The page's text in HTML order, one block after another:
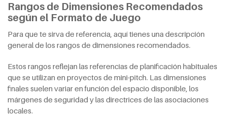
Rangos de Dimensiones Recomendados
según el Formato de Juego
Para que te sirva de referencia, aquí tienes una descripción
general de los rangos de dimensiones recomendados.
Estos rangos reflejan las referencias de planificación habituales
que se utilizan en proyectos de mini-pitch. Las dimensiones
finales suelen variar en función del espacio disponible, los
márgenes de seguridad y las directrices de las asociaciones
locales.